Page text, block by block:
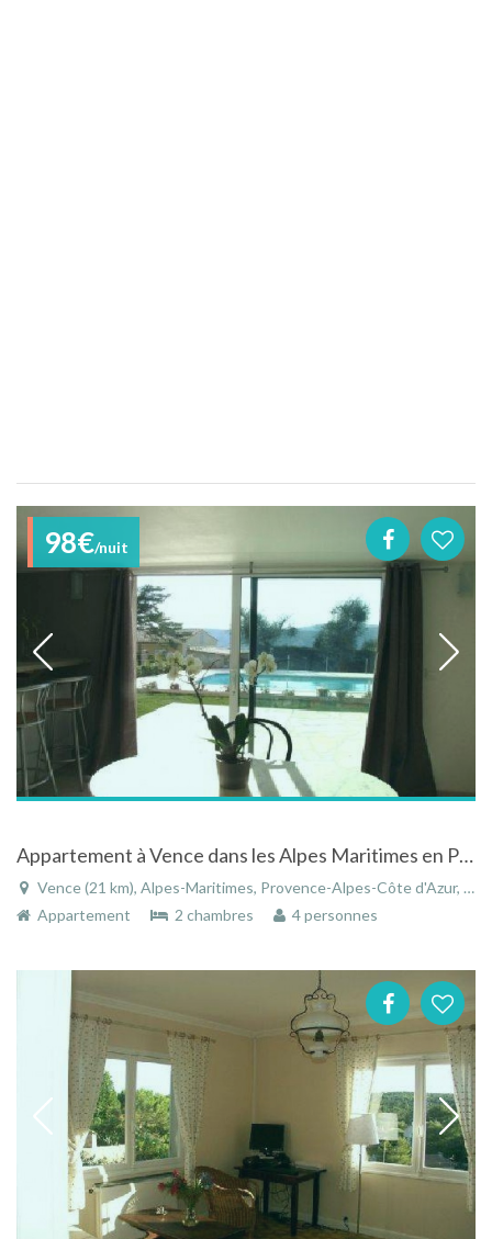
98€/nuit
Appartement à Vence dans les Alpes Maritimes en Provence Alpes Côte D'azur avec piscine
Vence (21 km), Alpes-Maritimes, Provence-Alpes-Côte d'Azur, France
Appartement
2 chambres 4 personnes